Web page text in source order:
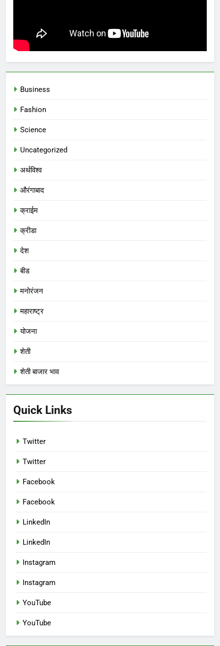
Business
Fashion
Science
Uncategorized
अर्थविश्व
औरंगाबाद
क्राईम
क्रीडा
देश
बीड
मनोरंजन
महाराष्ट्र
योजना
शेती
शेती बाजार भाव
Quick Links
Twitter
Twitter
Facebook
Facebook
LinkedIn
LinkedIn
Instagram
Instagram
YouTube
YouTube